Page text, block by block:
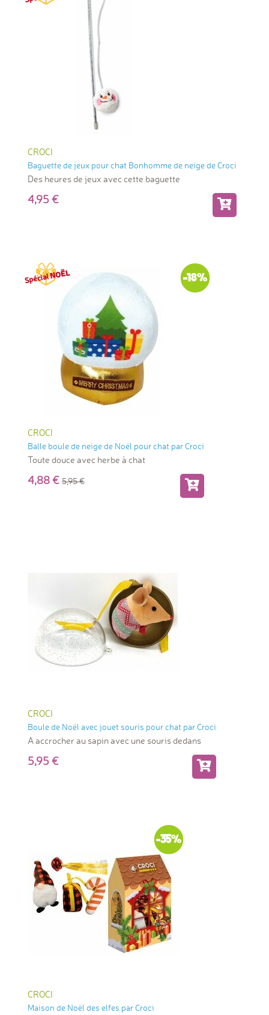
CROCI
Baguette de jeux pour chat Bonhomme de neige de Croci
Des heures de jeux avec cette baguette
4,95
-18%
CROCI
Balle boule de neige de Noël pour chat par Croci
Toute douce avec herbe à chat
4,88 5,95
CROCI
Boule de Noël avec jouet souris pour chat par Croci
A accrocher au sapin avec une souris dedans
5,95
-35%
CROCI
Maison de Noël des elfes par Croci